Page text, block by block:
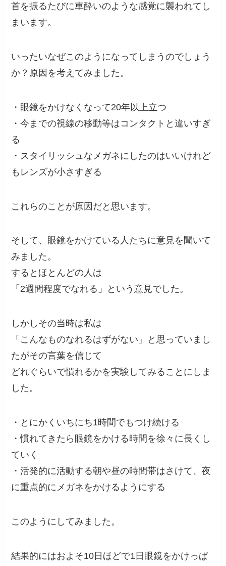
首を振るたびに車酔いのような感覚に襲われてし
まいます。
いったいなぜこのようになってしまうのでしょう
か？原因を考えてみました。
・眼鏡をかけなくなって20年以上立つ
・今までの視線の移動等はコンタクトと違いすぎ
る
・スタイリッシュなメガネにしたのはいいけれど
もレンズが小さすぎる
これらのことが原因だと思います。
そして、眼鏡をかけている人たちに意見を聞いて
みました。
するとほとんどの人は
「2週間程度でなれる」という意見でした。
しかしその当時は私は
「こんなものなれるはずがない」と思っていまし
たがその言葉を信じて
どれぐらいで慣れるかを実験してみることにしま
した。
・とにかくいちにち1時間でもつけ続ける
・慣れてきたら眼鏡をかける時間を徐々に長くし
ていく
・活発的に活動する朝や昼の時間帯はさけて、夜
に重点的にメガネをかけるようにする
このようにしてみました。
結果的にはおよそ10日ほどで1日眼鏡をかけっぱ